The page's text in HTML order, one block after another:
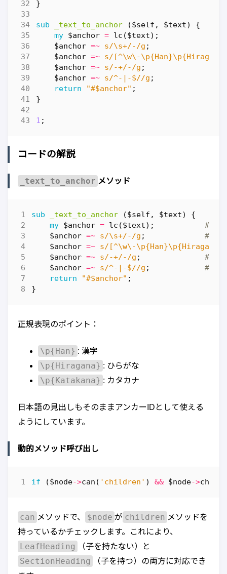
}
sub _text_to_anchor
($self, $text) {
my $anchor = lc ($text);
$anchor =~ s/\s+/-/g ;
$anchor =~ s/[^\w\-
$anchor =~ s/-+/-/g ;
$anchor =~ s/^-|-$//g ;
return
"#$anchor" ;
}
1 ;
コードの解説
_text_to_anchor メソッド
sub _text_to_anchor
($self, $text) {
my $anchor = lc ($text);
# 小
$anchor =~ s/\s+/-/g ;
# 空
$anchor =~ s/[^\w\-
$anchor =~ s/-+/-/g ;
# 連
$anchor =~ s/^-|-$//g ;
# 先
return
"#$anchor" ;
}
正規表現のポイント：
\p{Han} : 漢字
\p{Hiragana} : ひらがな
\p{Katakana} : カタカナ
日本語の見出しもそのままアンカーIDとして使える
ようにしています。
動的メソッド呼び出し
if ($node->can ( 'children' ) && $node->
can メソッドで、 $node が children メソッドを
持っているかチェックします。これにより、
LeafHeading （子を持たない）と
SectionHeading
（子を持つ）の両方に対応でき